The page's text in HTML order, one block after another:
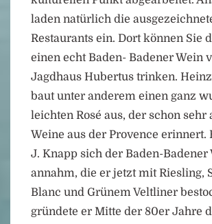
laden natürlich die
Restaurants ein. Dort können Sie
einen echt Baden- Badener Wein
Jagdhaus Hubertus trinken.
baut unter anderem einen ganz
leichten Rosé aus, der schon sehr
Weine aus der Provence erinnert.
J. Knapp sich der Baden-Badener
annahm, die er jetzt mit Riesling,
Blanc und Grünem Veltliner
gründete er Mitte der 80er Jahre